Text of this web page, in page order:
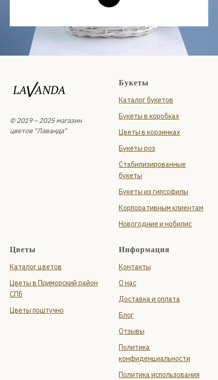
© 2019 – 2025 магазин
цветов "Лаванда"
Букеты
Каталог букетов
Букеты в коробках
Цветы в корзинках
Букеты роз
Стабилизированные
букеты
Букеты из гипсофилы
Корпоративным клиентам
Новогодние и нобилис
Цветы
Каталог цветов
Цветы в Приморский район
СПб
Цветы поштучно
Информация
Контакты
О нас
Доставка и оплата
Блог
Отзывы
Политика
конфиденциальности
Политика использования